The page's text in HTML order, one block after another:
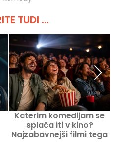
TUDI ...
Katerim komedijam se
splača iti v kino?
Najzabavnejši filmi tega